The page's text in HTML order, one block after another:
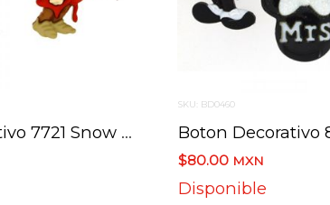
Boton Decorativo 7721 Snow White Enojon 3 Botones
SKU: BD0460
$80.00 MXN
Disponible